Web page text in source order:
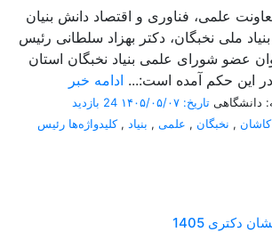
علمی، فناوری و اقتصاد دانش بنیان
ملی نخبگان، دکتر بهزاد سلطانی رئیس
عضو شورای علمی بنیاد نخبگان استان
این حکم آمده است:... ادامه خبر
دانشگاهی تاریخ: ۱۴۰۵/۰۵/۰۷
24 بازدید
, نخبگان , علمی , بنیاد ,کلیدواژه‌ها رئیس
دکتری 1405